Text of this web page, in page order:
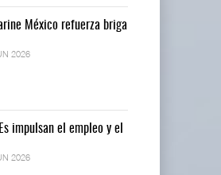
telecomunicaciones p ...
México refuerza briga
2026
impulsan el empleo y el
2026